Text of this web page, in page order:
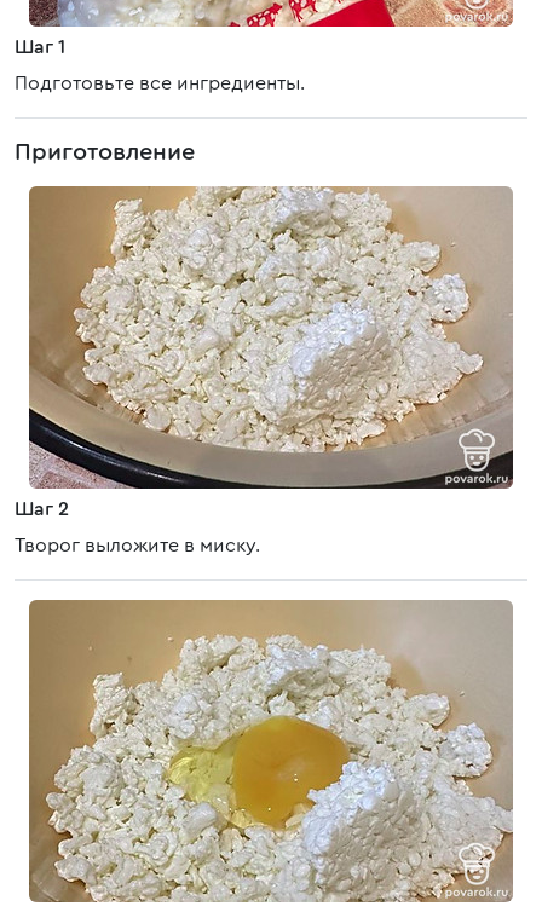
Шаг 1
Подготовьте все ингредиенты.
Приготовление
Шаг 2
Творог выложите в миску.